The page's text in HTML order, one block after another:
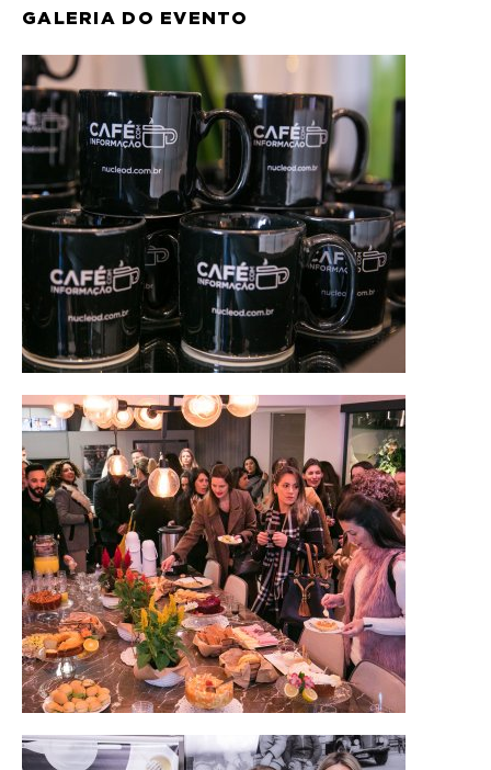
GALERIA DO EVENTO